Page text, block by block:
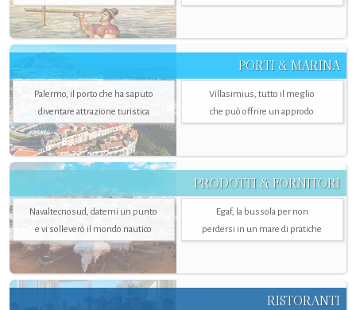
PORTI & MARINA
Palermo, il porto che ha saputo
diventare attrazione turistica
Villasimius, tutto il meglio
che può offrire un approdo
PRODOTTI & FORNITORI
Navaltecnosud, datemi un punto
e vi solleverò il mondo nautico
Egaf, la bussola per non
perdersi in un mare di pratiche
RISTORANTI